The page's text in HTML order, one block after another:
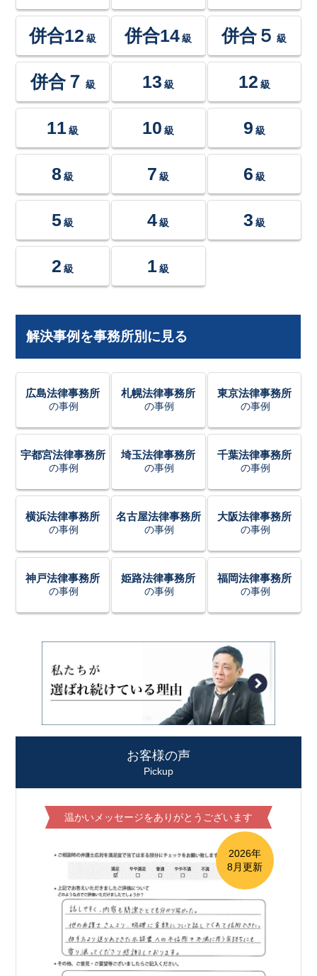
併合12 級 併合14 級 併合５ 級
併合７ 級 13 級 12 級
11 級 10 級 9 級
8 級 7 級 6 級
5 級 4 級 3 級
2 級 1 級
解決事例を事務所別に見る
広島法律事務所
の事例
札幌法律事務所
の事例
東京法律事務所
の事例
宇都宮法律事務所
の事例
埼玉法律事務所
の事例
千葉法律事務所
の事例
横浜法律事務所
の事例
名古屋法律事務所
の事例
大阪法律事務所
の事例
神戸法律事務所
の事例
姫路法律事務所
の事例
福岡法律事務所
の事例
お客様の声
Pickup
温かいメッセージをありがとうございます
2026年
8月更新